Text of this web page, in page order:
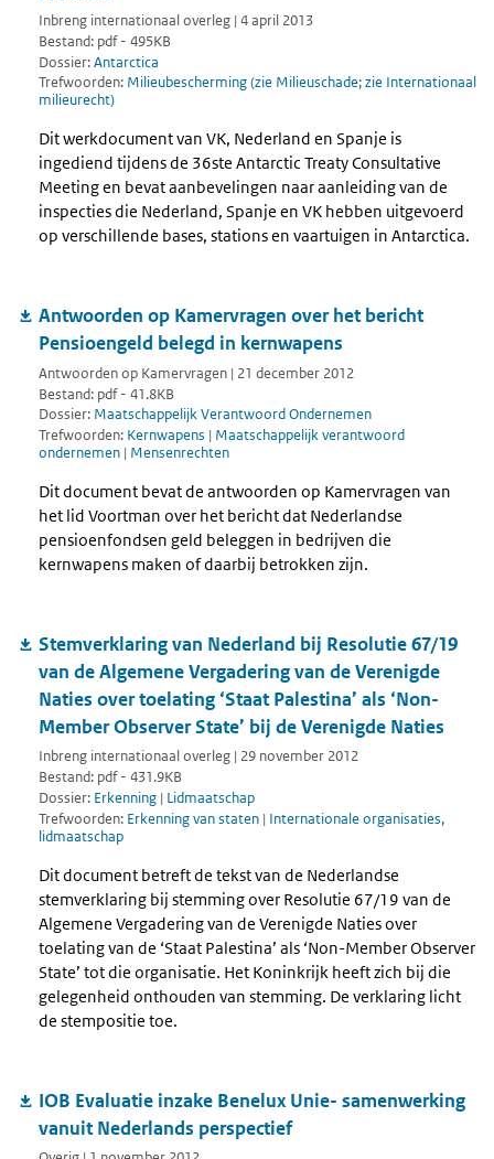
Inbreng internationaal overleg | 4 april 2013
Bestand: pdf - 495KB
Dossier:Antarctica
Trefwoorden: Milieubescherming (zie Milieuschade; zie Internationaal
milieurecht)
Dit werkdocument van VK, Nederland en Spanje is
ingediend tijdens de 36ste Antarctic Treaty Consultative
Meeting en bevat aanbevelingen naar aanleiding van de
inspecties die Nederland, Spanje en VK hebben uitgevoerd
op verschillende bases, stations en vaartuigen in Antarctica.
Antwoorden op Kamervragen over het bericht
Pensioengeld belegd in kernwapens
Antwoorden op Kamervragen | 21 december 2012
Bestand: pdf - 41.8KB
Dossier: Maatschappelijk Verantwoord Ondernemen
Trefwoorden: Kernwapens | Maatschappelijk verantwoord
ondernemen | Mensenrechten
Dit document bevat de antwoorden op Kamervragen van
het lid Voortman over het bericht dat Nederlandse
pensioenfondsen geld beleggen in bedrijven die
kernwapens maken of daarbij betrokken zijn.
Stemverklaring van Nederland bij Resolutie 67/19
van de Algemene Vergadering van de Verenigde
Naties over toelating ‘Staat Palestina’ als ‘Non-
Member Observer State’ bij de Verenigde Naties
Inbreng internationaal overleg | 29 november 2012
Bestand: pdf - 431.9KB
Dossier: Erkenning | Lidmaatschap
Trefwoorden: Erkenning van staten | Internationale organisaties,
lidmaatschap
Dit document betreft de tekst van de Nederlandse
stemverklaring bij stemming over Resolutie 67/19 van de
Algemene Vergadering van de Verenigde Naties over
toelating van de ‘Staat Palestina’ als ‘Non-Member Observer
State’ tot die organisatie. Het Koninkrijk heeft zich bij die
gelegenheid onthouden van stemming. De verklaring licht
de stempositie toe.
IOB Evaluatie inzake Benelux Unie- samenwerking
vanuit Nederlands perspectief